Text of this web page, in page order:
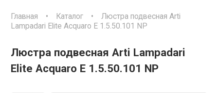
Главная • Каталог •Люстра подвесная Arti
Lampadari Elite Acquaro E 1.5.50.101 NP
Люстра подвесная Arti Lampadari
Elite Acquaro E 1.5.50.101 NP